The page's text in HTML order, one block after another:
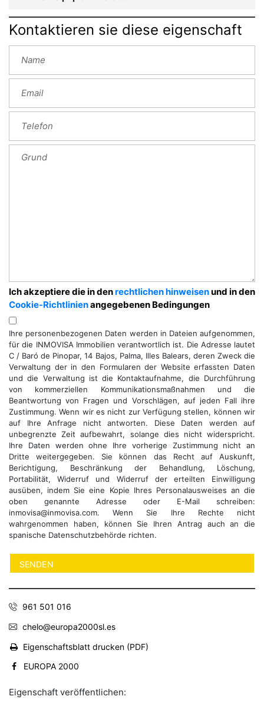
Kontaktieren sie diese eigenschaft
Ich akzeptiere die in denrechtlichen hinweisenund in den
Cookie-Richtlinienangegebenen Bedingungen
Ihre personenbezogenen Daten werden in Dateien aufgenommen,
für die INMOVISA Immobilien verantwortlich ist. Die Adresse lautet
C / Baró de Pinopar, 14 Bajos, Palma, Illes Balears, deren Zweck die
Verwaltung der in den Formularen der Website erfassten Daten
und die Verwaltung ist die Kontaktaufnahme, die Durchführung
von kommerziellen Kommunikationsmaßnahmen und die
Beantwortung von Fragen und Vorschlägen, auf jeden Fall ihre
Zustimmung. Wenn wir es nicht zur Verfügung stellen, können wir
auf Ihre Anfrage nicht antworten. Diese Daten werden auf
unbegrenzte Zeit aufbewahrt, solange dies nicht widerspricht.
Ihre Daten werden ohne Ihre vorherige Zustimmung nicht an
Dritte weitergegeben. Sie können das Recht auf Auskunft,
Berichtigung, Beschränkung der Behandlung, Löschung,
Portabilität, Widerruf und Widerruf der erteilten Einwilligung
ausüben, indem Sie eine Kopie Ihres Personalausweises an die
oben genannte Adresse oder E-Mail schreiben:
inmovisa@inmovisa.com. Wenn Sie Ihre Rechte nicht
wahrgenommen haben, können Sie Ihren Antrag auch an die
spanische Datenschutzbehörde richten.
961 501 016
chelo@europa2000sl.es
Eigenschaftsblatt drucken (PDF)
EUROPA 2000
Eigenschaft veröffentlichen: